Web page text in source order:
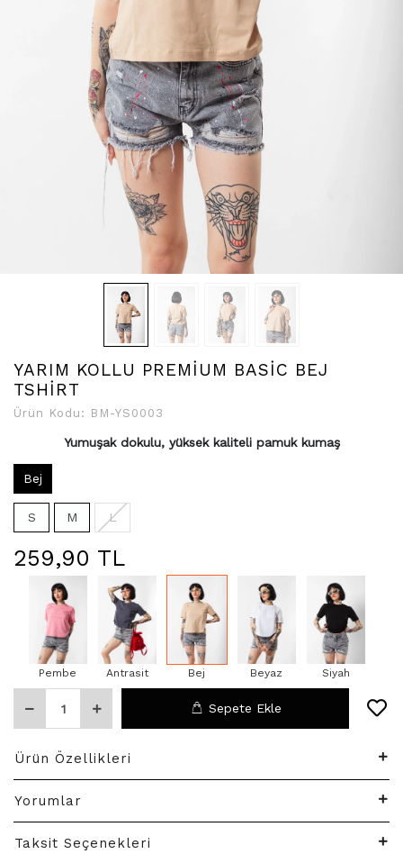
YARIM KOLLU PREMİUM BASİC BEJ
TSHİRT
Ürün Kodu: BM-YS0003
Yumuşak dokulu, yüksek kaliteli pamuk kumaş
Bej
S M L
259,90 TL
Pembe Antrasit Bej Beyaz Siyah
Sepete Ekle
Ürün Özellikleri
Yorumlar
Taksit Seçenekleri